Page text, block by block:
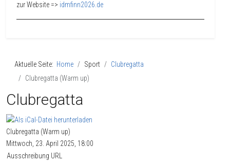
zur Website => idmfinn2026.de
Aktuelle Seite: Home Sport
Clubregatta
Clubregatta (Warm up)
Clubregatta
Clubregatta (Warm up)
Mittwoch, 23. April 2025, 18:00
Ausschreibung URL